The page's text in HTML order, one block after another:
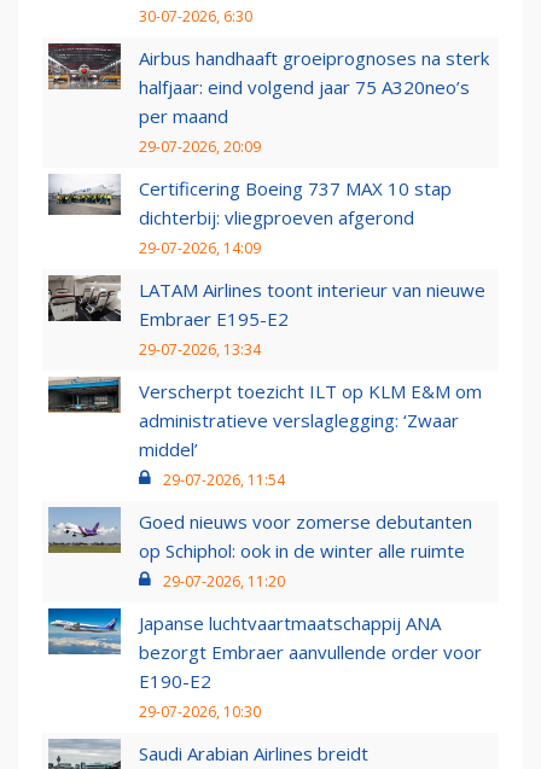
30-07-2026, 6:30
Airbus handhaaft groeiprognoses na sterk
halfjaar: eind volgend jaar 75 A320neo’s
per maand
29-07-2026, 20:09
Certificering Boeing 737 MAX 10 stap
dichterbij: vliegproeven afgerond
29-07-2026, 14:09
LATAM Airlines toont interieur van nieuwe
Embraer E195-E2
29-07-2026, 13:34
Verscherpt toezicht ILT op KLM E&M om
administratieve verslaglegging: ‘Zwaar
middel’
29-07-2026, 11:54
Goed nieuws voor zomerse debutanten
op Schiphol: ook in de winter alle ruimte
29-07-2026, 11:20
Japanse luchtvaartmaatschappij ANA
bezorgt Embraer aanvullende order voor
E190-E2
29-07-2026, 10:30
Saudi Arabian Airlines breidt